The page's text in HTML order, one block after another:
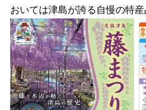
おいては津島が誇る自慢の特